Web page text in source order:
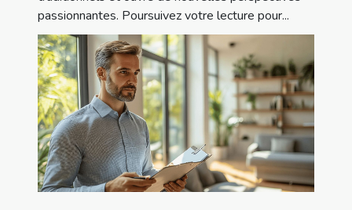
passionnantes. Poursuivez votre lecture pour...